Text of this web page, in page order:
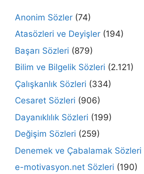
Anonim Sözler (74)
Atasözleri ve Deyişler (194)
Başarı Sözleri (879)
Bilim ve Bilgelik Sözleri (2.121)
Çalışkanlık Sözleri (334)
Cesaret Sözleri (906)
Dayanıklılık Sözleri (199)
Değişim Sözleri (259)
Denemek ve Çabalamak Sözleri
e-motivasyon.net Sözleri (190)